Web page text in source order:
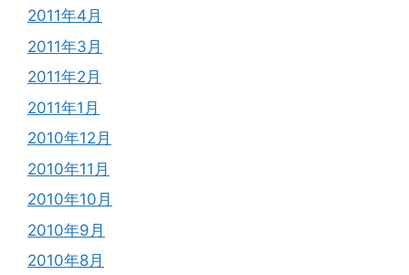
2011年4月
2011年3月
2011年2月
2011年1月
2010年12月
2010年11月
2010年10月
2010年9月
2010年8月